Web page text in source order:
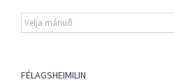
Eldri
fréttir
FÉLAGSHEIMILIN